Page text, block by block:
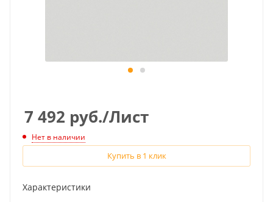
7 492 руб./Лист
Нет в наличии
Купить в 1 клик
Характеристики